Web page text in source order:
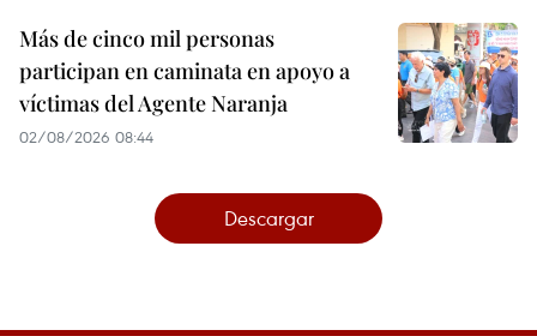
Más de cinco mil personas
participan en caminata en apoyo a
víctimas del Agente Naranja
02/08/2026 08:44
Descargar